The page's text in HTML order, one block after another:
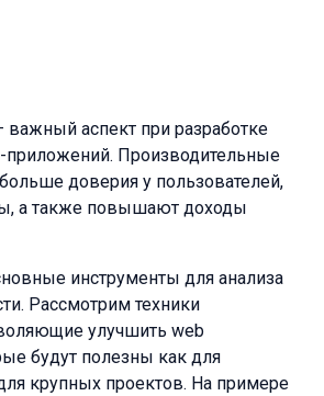
важный аспект при разработке
Производительные
доверия у пользователей,
а также повышают доходы
инструменты для анализа
Рассмотрим техники
улучшить web
будут полезны как для
крупных проектов. На примере